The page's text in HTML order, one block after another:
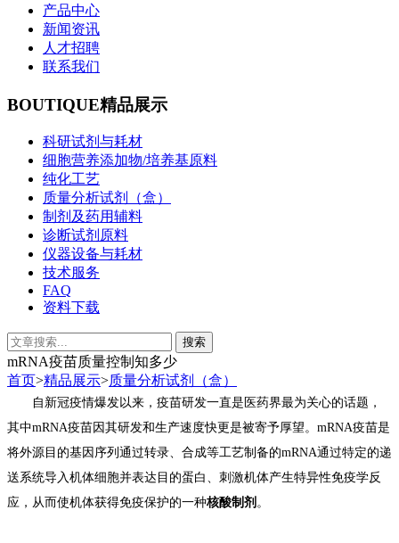
产品中心
新闻资讯
人才招聘
联系我们
BOUTIQUE精品展示
科研试剂与耗材
细胞营养添加物/培养基原料
纯化工艺
质量分析试剂（盒）
制剂及药用辅料
诊断试剂原料
仪器设备与耗材
技术服务
FAQ
资料下载
mRNA疫苗质量控制知多少
首页>精品展示>质量分析试剂（盒）
自新冠疫情爆发以来，疫苗研发一直是医药界最为关心的话题，
其中mRNA疫苗因其研发和生产速度快更是被寄予厚望。 mRNA疫苗是
将外源目的基因序列通过转录、合成等工艺制备的mRNA通过特定的递
送系统导入机体细胞并表达目的蛋白、刺激机体产生特异性免疫学反
应，从而使机体获得免疫保护的一种核酸制剂 。